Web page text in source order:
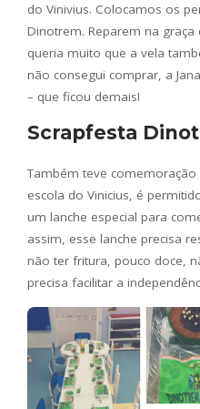
do Vinivius. Colocamos os
Dinotrem. Reparem na
queria muito que a vela
não consegui comprar, a
– que ficou demais!
Scrapfesta
Também teve
escola do Vinicius, é
um lanche especial para
assim, esse lanche precisa
não ter fritura, pouco doce,
precisa facilitar a